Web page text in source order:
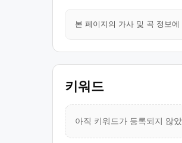
본 페이지의 가사 및 곡 정보
키워드
아직 키워드가 등록되지 않